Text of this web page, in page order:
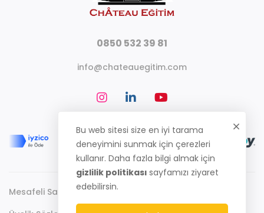
0850 532 39 81
info@chateauegitim.com
Mesafeli Satış Sözleşmesi
Bu web sitesi size en iyi tarama
deneyimini sunmak için çerezleri
kullanır. Daha fazla bilgi almak için
gizlilik politikası sayfamızı ziyaret
edebilirsin.